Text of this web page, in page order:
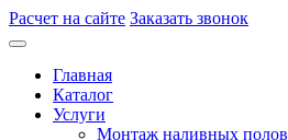
Расчет на сайте Заказать звонок
Главная
Каталог
Услуги
Монтаж наливных полов